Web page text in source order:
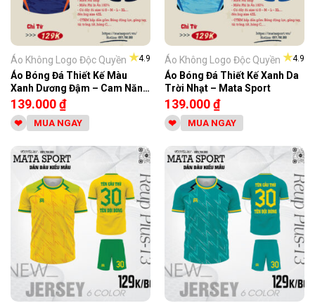
★4.9
Áo Không Logo Độc Quyền
Áo Bóng Đá Thiết Kế Màu
Xanh Dương Đậm – Cam Năng
Động
139.000₫
MUA NGAY
★4.9
Áo Không Logo Độc Quyền
Áo Bóng Đá Thiết Kế Xanh Da
Trời Nhạt – Mata Sport
139.000₫
MUA NGAY